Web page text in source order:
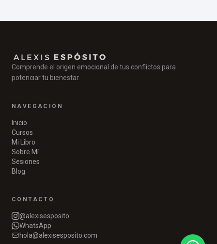
Descargá el primer capítulo
de mi libro
autoconocimiento y el bienestar emocional.
Comprende el origen emocional de tus conflictos para
potenciar tu bienestar.
NAVEGACIÓN
Inicio
Cursos
Mi Libro
Sobre Mí
Sesiones
Blog
CONTACTO
@alexisesposito
WhatsApp
hola@alexisesposito.com